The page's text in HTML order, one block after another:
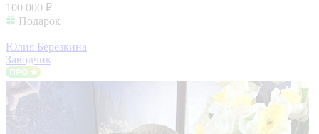
100 000 ₽
Подарок
Юлия Берёзкина
Заводчик